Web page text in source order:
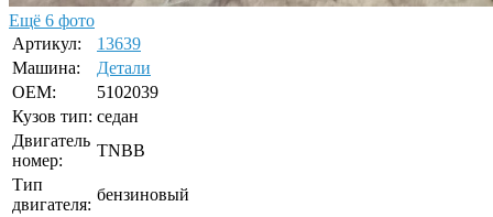
Ещё 6 фото
Артикул:
13639
Машина:
Детали
OEM:
5102039
Кузов тип: седан
Двигатель
номер:
TNBB
Тип
двигателя:
бензиновый